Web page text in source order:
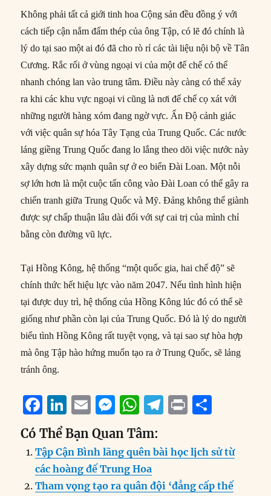
Không phải tất cả giới tinh hoa Cộng sản đều đồng ý với
cách tiếp cận nắm đấm thép của ông Tập, có lẽ đó chính là
lý do tại sao một ai đó đã cho rò rỉ các tài liệu nội bộ về Tân
Cương. Rắc rối ở vùng ngoại vi của một đế chế có thể
nhanh chóng lan vào trung tâm. Điều này càng có thể xảy
ra khi các khu vực ngoại vi cũng là nơi đế chế cọ xát với
những người hàng xóm đang ngờ vực. Ấn Độ cảnh giác
với việc quân sự hóa Tây Tạng của Trung Quốc. Các nước
láng giềng Trung Quốc đang lo lắng theo dõi việc nước này
xây dựng sức mạnh quân sự ở eo biển Đài Loan. Một nỗi
sợ lớn hơn là một cuộc tấn công vào Đài Loan có thể gây ra
chiến tranh giữa Trung Quốc và Mỹ. Đảng không thể giành
được sự chấp thuận lâu dài đối với sự cai trị của mình chỉ
bằng còn đường vũ lực.
Tại Hồng Kông, hệ thống “một quốc gia, hai chế độ” sẽ
chính thức hết hiệu lực vào năm 2047. Nếu tình hình hiện
tại được duy trì, hệ thống của Hồng Kông lúc đó có thể sẽ
giống như phần còn lại của Trung Quốc. Đó là lý do người
biểu tình Hồng Kông rất tuyệt vọng, và tại sao sự hòa hợp
mà ông Tập hào hứng muốn tạo ra ở Trung Quốc, sẽ lảng
tránh ông.
F
a
c
e
b
Li
n
k
e
d
E
m
ai
l
M
ss
e
n
W
h
at
s
A
T
e
g
r
P
n
t
a
re
Có Thể Bạn Quan Tâm:
Tập Cận Bình lãng quên bài học lịch sử từ
các hoàng đế Trung Hoa
Tham vọng tạo ra quân đội ‘đẳng cấp thế